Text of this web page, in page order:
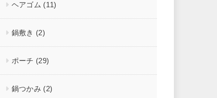
ヘアゴム (11)
鍋敷き (2)
ポーチ (29)
鍋つかみ (2)